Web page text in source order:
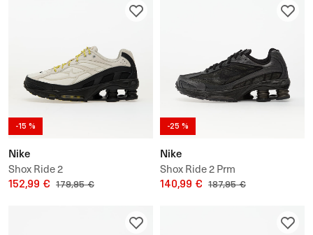
-15 %
Nike
Shox Ride 2
152,99 € 179,95 €
-25 %
Nike
Shox Ride 2 Prm
140,99 € 187,95 €